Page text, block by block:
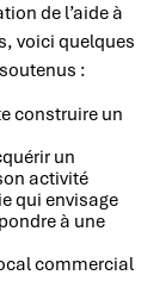
de l’aide à
voici quelques
:
construire un
un
activité
qui envisage
à une
commercial